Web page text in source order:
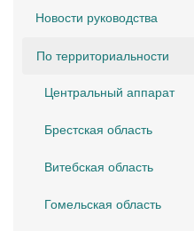
Новости руководства
По территориальности
Центральный аппарат
Брестская область
Витебская область
Гомельская область